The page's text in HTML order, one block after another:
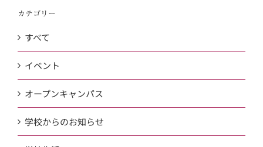
カテゴリー
すべて
イベント
オープンキャンパス
学校からのお知らせ